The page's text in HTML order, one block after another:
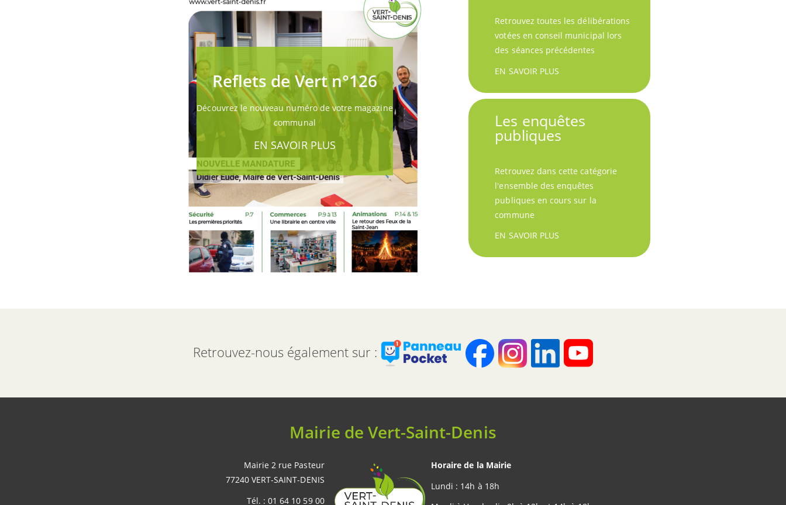
Reflets de Vert n°126
Découvrez le nouveau numéro de votre magazine
communal
EN SAVOIR PLUS
Retrouvez toutes les délibérations
votées en conseil municipal lors
des séances précédentes
EN SAVOIR PLUS
Les enquêtes
publiques
Retrouvez dans cette catégorie
l'ensemble des enquêtes
publiques en cours sur la
commune
EN SAVOIR PLUS
Retrouvez-nous également sur :
Mairie de Vert-Saint-Denis
Mairie 2 rue Pasteur
77240 VERT-SAINT-DENIS
Tél. : 01 64 10 59 00
Horaire de la Mairie
Lundi : 14h à 18h